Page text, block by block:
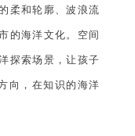
柔和轮廓、波浪流
的海洋文化。空间
探索场景，让孩子
向，在知识的海洋